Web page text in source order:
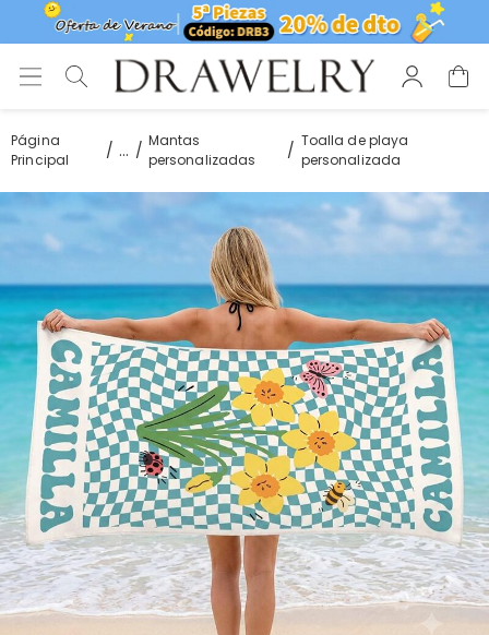
Página
Principal
...
Mantas
personalizadas
Toalla de playa
personalizada